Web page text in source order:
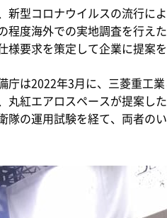
型コロナウイルスの流行に
程度海外での実地調査を行え
様要求を策定して企業に提案を
庁は2022年3月に、三菱重工
丸紅エアロスペースが提案し
隊の運用試験を経て、両者の